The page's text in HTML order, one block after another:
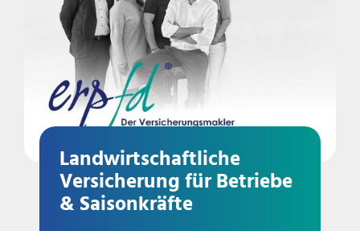
Landwirtschaftliche
Versicherung für Betriebe
& Saisonkräfte